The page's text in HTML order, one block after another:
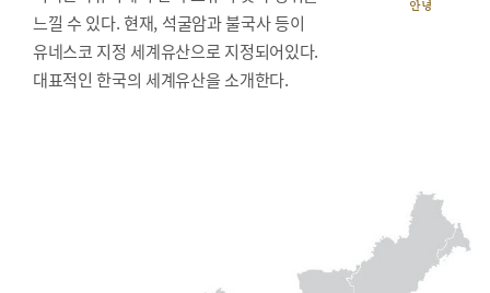
느낄 수 있다. 현재, 석굴암과 불국사 등이
유네스코 지정 세계유산으로 지정되어있다.
대표적인 한국의 세계유산을 소개한다.
안녕